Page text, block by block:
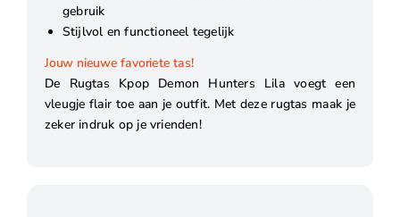
gebruik
Stijlvol en functioneel tegelijk
Jouw nieuwe favoriete tas!
De Rugtas Kpop Demon Hunters Lila voegt een
vleugje flair toe aan je outfit. Met deze rugtas maak je
zeker indruk op je vrienden!